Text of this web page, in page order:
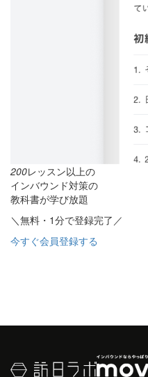
200レッスン以上の
インバウンド対策の
教科書が学び放題
＼無料・1分で登録完了／
今すぐ会員登録する